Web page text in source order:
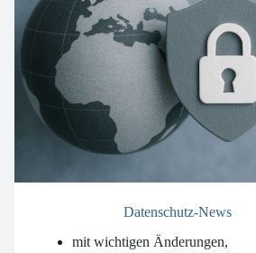
Datenschutz-News